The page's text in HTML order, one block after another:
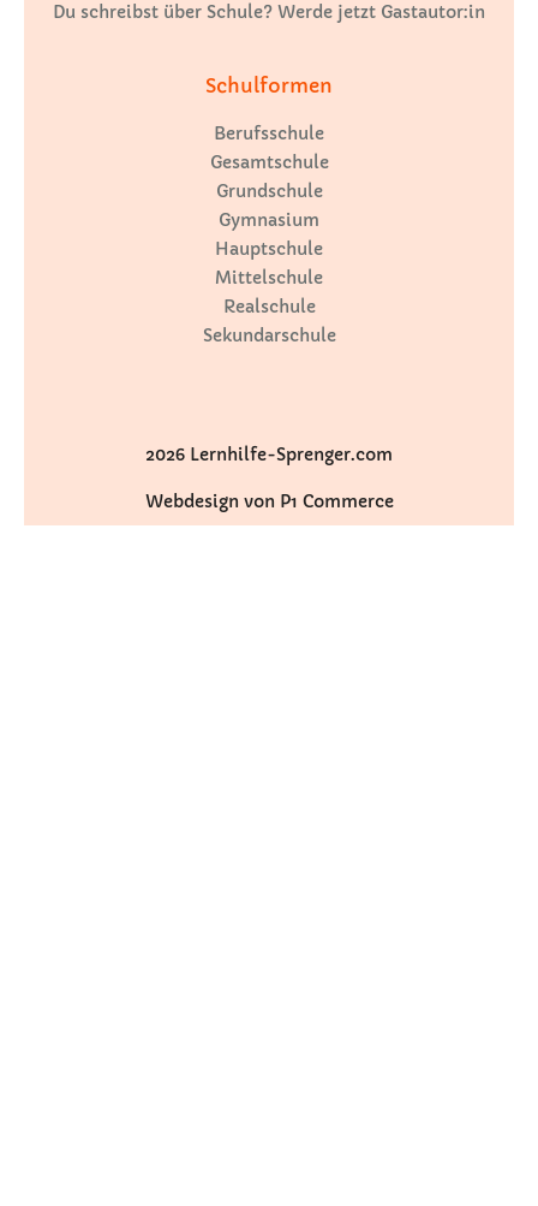
Du schreibst über Schule? Werde jetzt Gastautor:in
Schulformen
Berufsschule
Gesamtschule
Grundschule
Gymnasium
Hauptschule
Mittelschule
Realschule
Sekundarschule
2026 Lernhilfe-Sprenger.com
Webdesign von P1 Commerce